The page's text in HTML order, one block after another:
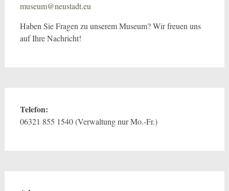
museum@neustadt.eu
Haben Sie Fragen zu unserem Museum? Wir freuen uns
auf Ihre Nachricht!
Telefon:
06321 855 1540 (Verwaltung nur Mo.-Fr.)